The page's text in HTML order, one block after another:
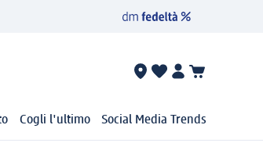
Cogli l'ultimo Social Media Trends